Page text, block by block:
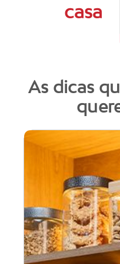
casa
As dicas